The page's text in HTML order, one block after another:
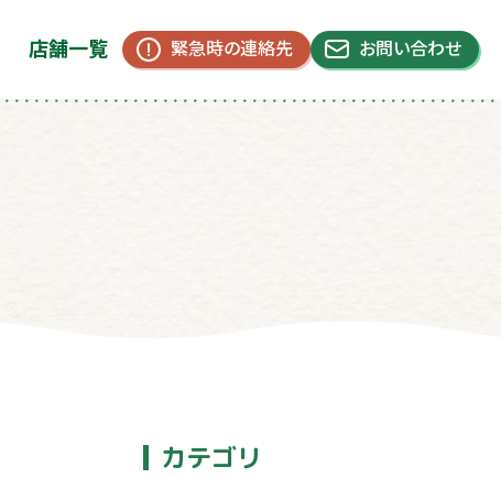
店舗一覧 緊急時の連絡先 お問い合わせ
カテゴリ